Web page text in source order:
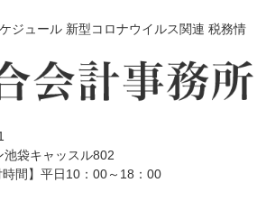
ジュール 新型コロナウイルス関連 税務情
袋キャッスル802
間】平日10：00～18：00